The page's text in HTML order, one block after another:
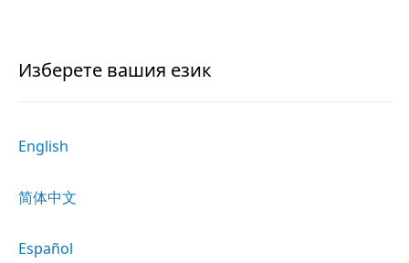
Изберете вашия език
English
简体中文
Español